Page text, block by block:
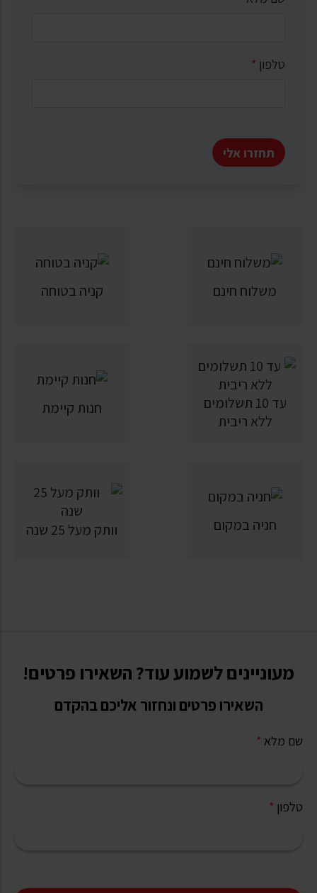
טלפון *
תחזרו אלי
משלוח חינם קניה בטוחה
עד 10 תשלומים
ללא ריבית
חנות קיימת
חניה במקום וותק מעל 25 שנה
מעוניינים לשמוע עוד? השאירו פרטים!
השאירו פרטים ונחזור אליכם בהקדם
שם מלא *
טלפון *